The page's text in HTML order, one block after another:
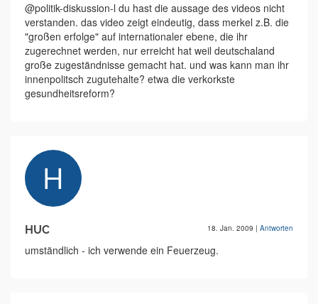
@politik-diskussion-l du hast die aussage des videos nicht
verstanden. das video zeigt eindeutig, dass merkel z.B. die
"großen erfolge" auf internationaler ebene, die ihr
zugerechnet werden, nur erreicht hat weil deutschaland
große zugeständnisse gemacht hat. und was kann man ihr
innenpolitsch zugutehalte? etwa die verkorkste
gesundheitsreform?
HUC 18. Jan. 2009 | Antworten
umständlich - ich verwende ein Feuerzeug.